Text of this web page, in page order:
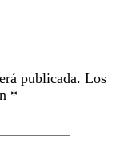
publicada. Los
*